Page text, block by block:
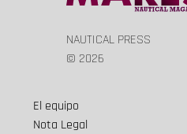
NAUTICAL PRESS
© 2026
El equipo
Nota Legal